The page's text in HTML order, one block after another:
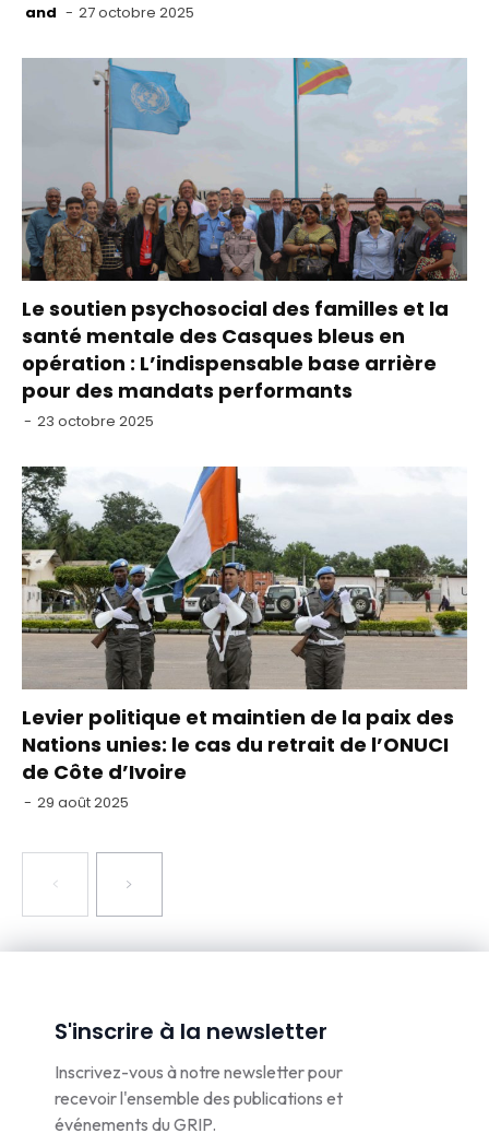
and - 27 octobre 2025
Le soutien psychosocial des familles et la
santé mentale des Casques bleus en
opération : L’indispensable base arrière
pour des mandats performants
- 23 octobre 2025
Levier politique et maintien de la paix des
Nations unies: le cas du retrait de l’ONUCI
de Côte d’Ivoire
- 29 août 2025
S'inscrire à la newsletter
Inscrivez-vous à notre newsletter pour
recevoir l'ensemble des publications et
événements du GRIP.